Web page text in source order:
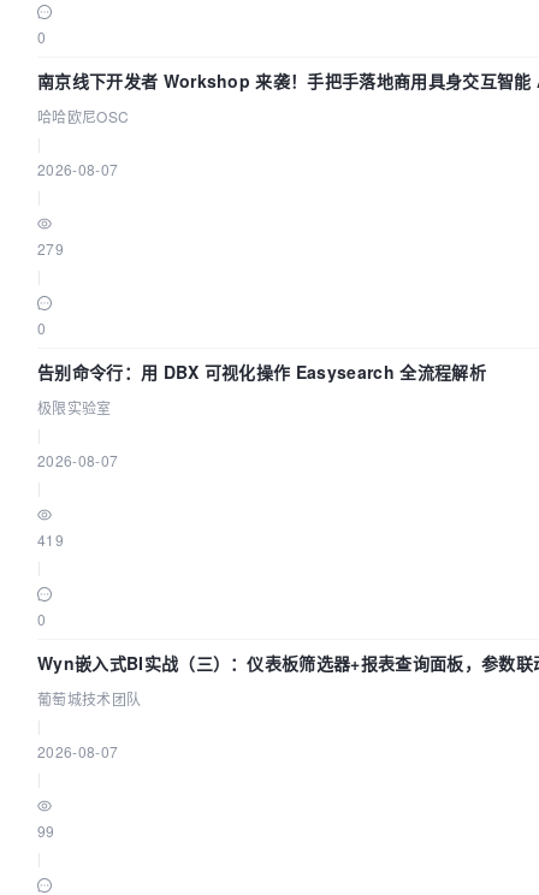
0
南京线下开发者 Workshop 来袭！手把手落地商用具身交互智
哈哈欧尼OSC
2026-08-07
279
0
告别命令行：用 DBX 可视化操作 Easysearch 全流程解析
极限实验室
2026-08-07
419
0
Wyn嵌入式BI实战（三）：仪表板筛选器+报表查询面板，参数联
葡萄城技术团队
2026-08-07
99